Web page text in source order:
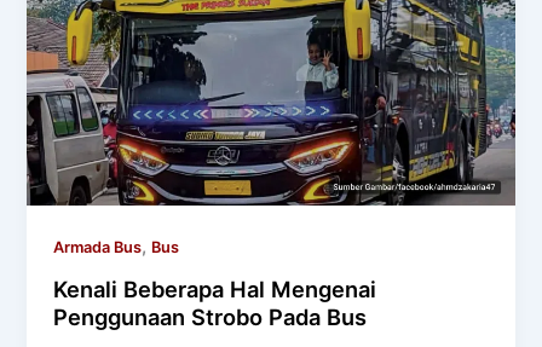
Armada Bus, Bus
Kenali Beberapa Hal Mengenai
Penggunaan Strobo Pada Bus